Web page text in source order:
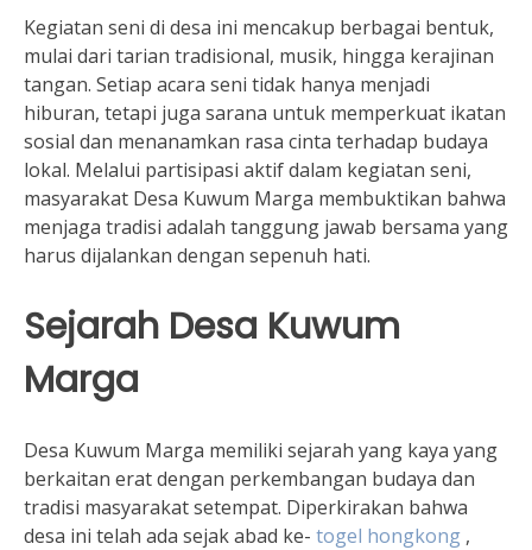
Kegiatan seni di desa ini mencakup berbagai bentuk,
mulai dari tarian tradisional, musik, hingga kerajinan
tangan. Setiap acara seni tidak hanya menjadi
hiburan, tetapi juga sarana untuk memperkuat ikatan
sosial dan menanamkan rasa cinta terhadap budaya
lokal. Melalui partisipasi aktif dalam kegiatan seni,
masyarakat Desa Kuwum Marga membuktikan bahwa
menjaga tradisi adalah tanggung jawab bersama yang
harus dijalankan dengan sepenuh hati.
Sejarah Desa Kuwum
Marga
Desa Kuwum Marga memiliki sejarah yang kaya yang
berkaitan erat dengan perkembangan budaya dan
tradisi masyarakat setempat. Diperkirakan bahwa
desa ini telah ada sejak abad ke- togel hongkong ,